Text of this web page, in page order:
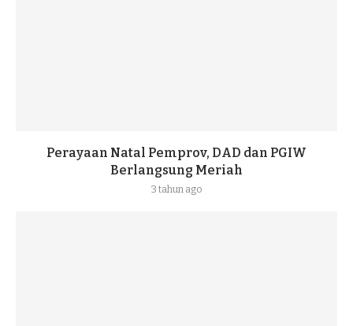
Perayaan Natal Pemprov, DAD dan PGIW
Berlangsung Meriah
3 tahun ago